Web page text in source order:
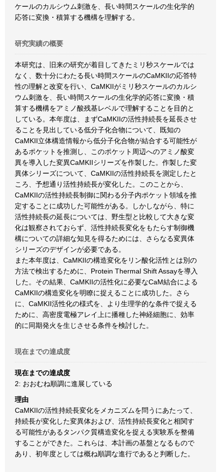
ケールのカルシウム刺激を、長い時間スケールの生化学的
応答に変換・積算する機構を理解する。
研究実績の概要
本研究は、旧来の研究が着目してきたミリ秒スケールでは
なく、数十分にわたる長い時間スケールのCaMKIIの応答特
性の理解と改変を行い、CaMKIIがミリ秒スケールのカルシ
ウム刺激を、長い時間スケールの生化学的応答に変換・積
算する機構をアミノ酸残基レベルで理解することを目的と
している。本年度は、まずCaMKIIの活性持続長を延長させ
ることを見出している低分子化合物について、既知の
CaMKII立体構造情報から低分子化合物が結合する可能性が
あるポケットを推測し、このポケット周辺へのアミノ酸変
異を導入した変異CaMKIIシリーズを作製した。作製した変
異体シリーズについて、CaMKIIの活性持続長を測定したと
ころ、予想通り活性持続長が変化した。このことから、
CaMKIIの活性持続長制御に関わる分子内ポケット領域を推
定することに成功した可能性がある。しかしながら、特に
活性持続長の延長については、野生型と比較して大きな変
化は観察されておらず、活性持続長変化をもたらす制御機
構についての詳細な知見を得るためには、さらなる変異体
シリーズのデザインが必要である。
また本年度は、CaMKIIの構造変化をリン酸化活性とは別の
方法で検出するために、Protein Thermal Shift Assayを導入
した。その結果、CaMKIIの活性化に必要なCaM結合による
CaMKIIの構造変化を明瞭に捉えることに成功した。さら
に、CaMKII活性化の様式を、より生理学的な条件で捉える
ために、高密度電極アレイ上に播種した神経細胞に、効率
的に同期発火を生じさせる条件を検討した。
現在までの達成度
現在までの達成度
2: おおむね順調に進展している
理由
CaMKIIの活性持続長変化をメカニズムを問うにあたって、
持続長が変化した変異体および、活性持続長変化と相関す
る可能性があるタンパク質構造変化を捉える実験系を整備
することができた。これらは、本計画の基盤となるもので
あり、初年度としては概ね順調な進行であると判断した。